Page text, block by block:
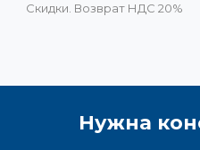
Скидки. Возврат НДС 20%
Нужна